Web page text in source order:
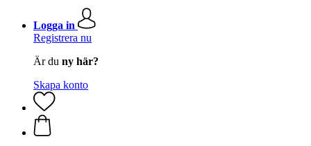
Logga in
Registrera nu
Är du ny här?
Skapa konto